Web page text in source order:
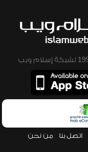
اتصل بنا من نحن